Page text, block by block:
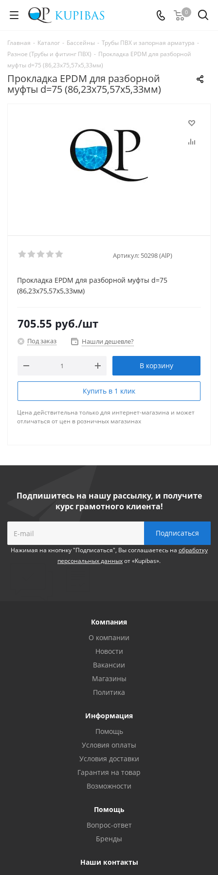
0
Главная - Каталог - Бассейны - Трубы ПВХ и запорная арматура -
Разное (Трубы и фитинг ПВХ) - Прокладка EPDM для разборной
муфты d=75 (86,23х75,57x5,33мм)
Прокладка EPDM для разборной
муфты d=75 (86,23х75,57x5,33мм)
Артикул: 50298 (AlP)
Прокладка EPDM для разборной муфты d=75
(86,23х75,57x5,33мм)
705.55 руб./шт
Под заказ Нашли дешевле?
В корзину
Купить в 1 клик
Цена действительна только для интернет-магазина и может
отличаться от цен в розничных магазинах
Подпишитесь на нашу рассылку, и получите
курс грамотного клиента!
Нажимая на кнопнку "Подписаться", Вы соглашаетесь на обработку
персональных данныхот «Kupibas».
Компания
О компании
Новости
Вакансии
Магазины
Политика
Информация
Помощь
Условия оплаты
Условия доставки
Гарантия на товар
Возможности
Помощь
Вопрос-ответ
Бренды
Наши контакты